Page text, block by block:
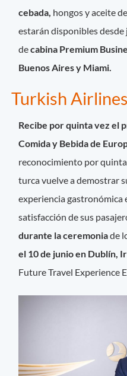
cebada, hongos y aceite
estarán disponibles
decabina Premium
Buenos Aires y Miami.
Turkish Airlines
Recibe por quinta vez el
Comida y Bebida de
reconocimiento por
turca vuelve a demostrar
experiencia gastronómica
satisfacción de sus
durante la ceremoniade
el 10 de junio en Dublín,
Future Travel Experience